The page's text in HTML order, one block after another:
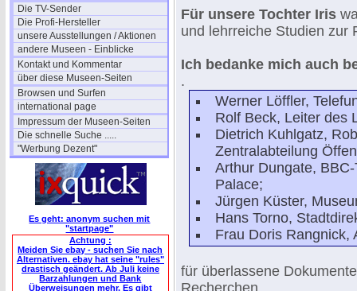
Die TV-Sender
Die Profi-Hersteller
unsere Ausstellungen / Aktionen
andere Museen - Einblicke
Kontakt und Kommentar
über diese Museen-Seiten
Browsen und Surfen
international page
Impressum der Museen-Seiten
Die schnelle Suche .....
"Werbung Dezent"
Es geht: anonym suchen mit
"startpage"
Achtung :
Meiden Sie ebay - suchen Sie nach
Alternativen. ebay hat seine "rules"
drastisch geändert. Ab Juli keine
Barzahlungen und Bank
Überweisungen mehr. Es gibt
Für unsere Tochter Iris
und lehrreiche Studien zur
Ich bedanke mich auch
.
Werner Löffler,
Rolf Beck, Leiter des
Dietrich Kuhlgatz,
Zentralabteilung
Arthur Dungate,
Palace;
Jürgen Küster,
Hans Torno,
Frau Doris Rangnick,
für überlassene
Recherchen.